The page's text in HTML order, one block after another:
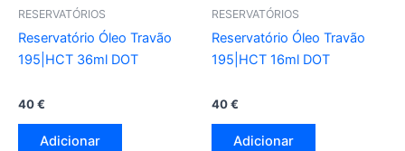
RESERVATÓRIOS
Reservatório Óleo Travão
195|HCT 36ml DOT
40€
Adicionar
RESERVATÓRIOS
Reservatório Óleo Travão
195|HCT 16ml DOT
40€
Adicionar